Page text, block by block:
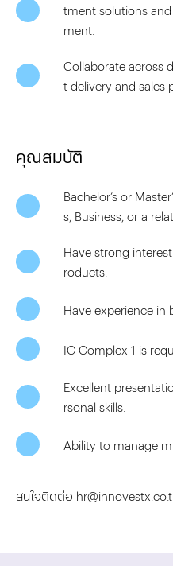
tment solutions
ment.
Collaborate across
t delivery and sales
คุณสมบัติ
Bachelor’s or
s, Business, or a
Have strong
roducts.
Have experience in
IC Complex 1 is
Excellent
rsonal skills.
Ability to manage
สนใจติดต่อ